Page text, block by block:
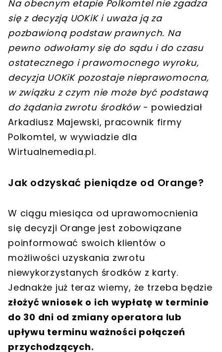
Na obecnym etapie Polkomtel nie zgadza
się z decyzją UOKiK i uważa ją za
pozbawioną podstaw prawnych. Na
pewno odwołamy się do sądu i do czasu
ostatecznego i prawomocnego wyroku,
decyzja UOKiK pozostaje nieprawomocna,
w związku z czym nie może być podstawą
do żądania zwrotu środków- powiedział
Arkadiusz Majewski, pracownik firmy
Polkomtel, w wywiadzie dla
Wirtualnemedia.pl.
Jak odzyskać pieniądze od Orange?
W ciągu miesiąca od uprawomocnienia
się decyzji Orange jest zobowiązane
poinformować swoich klientów o
możliwości uzyskania zwrotu
niewykorzystanych środków z karty.
Jednakże już teraz wiemy, że trzeba będzie
złożyć wniosek o ich wypłatę w terminie
do 30 dni od zmiany operatora lub
upływu terminu ważności połączeń
przychodzących.